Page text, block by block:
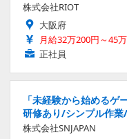
株式会社RIOT
大阪府
月給32万200円～45
正社員
「未経験から始める
研修あり/シンプル作
株式会社SNJAPAN